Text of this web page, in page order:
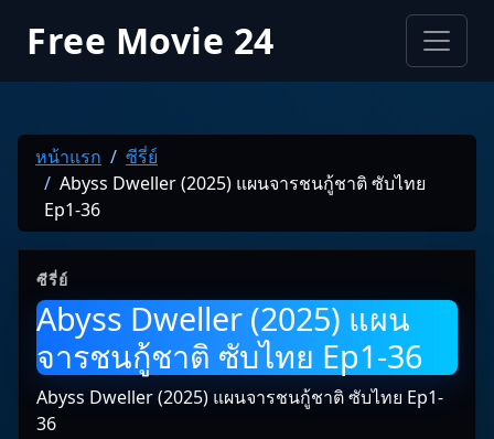
Free Movie 24
หน้าแรก
ซีรี่ย์
Abyss Dweller (2025) แผนจารชนกู้ชาติ ซับไทย
Ep1-36
ซีรี่ย์
Abyss Dweller (2025) แผน
จารชนกู้ชาติ ซับไทย Ep1-36
Abyss Dweller (2025) แผนจารชนกู้ชาติ ซับไทย Ep1-
36